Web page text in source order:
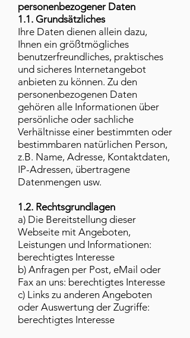
personenbezogener Daten
1.1. Grundsätzliches
Ihre Daten dienen allein dazu,
Ihnen ein größtmögliches
benutzerfreundliches, praktisches
und sicheres Internetangebot
anbieten zu können. Zu den
personenbezogenen Daten
gehören alle Informationen über
persönliche oder sachliche
Verhältnisse einer bestimmten oder
bestimmbaren natürlichen Person,
z.B. Name, Adresse, Kontaktdaten,
IP-Adressen, übertragene
Datenmengen usw.
1.2. Rechtsgrundlagen
a) Die Bereitstellung dieser
Webseite mit Angeboten,
Leistungen und Informationen:
berechtigtes Interesse
b) Anfragen per Post, eMail oder
Fax an uns: berechtigtes Interesse
c) Links zu anderen Angeboten
oder Auswertung der Zugriffe:
berechtigtes Interesse